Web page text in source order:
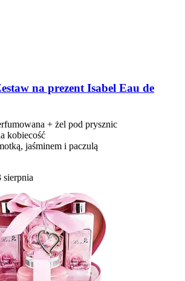
na prezent Isabel Eau de
+ żel pod prysznic
kobiecość
jaśminem i paczulą
sierpnia